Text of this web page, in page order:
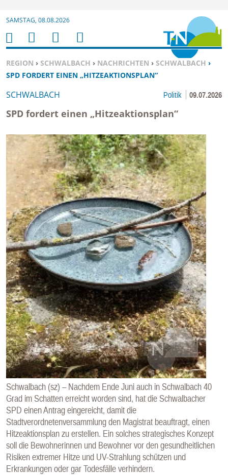
Zum Inhalt springen ↓
SAMSTAG, 08.08.2026
SIE BEFINDEN SICH HIER:
REGION › SCHWALBACH › NACHRICHTEN › SCHWALBACH ›
SPD FORDERT EINEN „HITZEAKTIONSPLAN“
SCHWALBACH Politik 09.07.2026
SPD fordert einen „Hitzeaktionsplan“
Schwalbach (sz) – Nachdem Ende Juni auch in Schwalbach 40
Grad im Schatten erreicht worden sind, hat die Schwalbacher
SPD einen Antrag eingereicht, damit die
Stadtverordnetenversammlung den Magistrat beauftragt, einen
Hitzeaktionsplan zu erstellen. Ein solches strategisches Konzept
soll die Bewohnerinnen und Bewohner vor den gesundheitlichen
Risiken extremer Hitze und UV-Strahlung schützen und
Erkrankungen oder gar Todesfälle verhindern.
H
O
M
E
M
E
N
U
S
U
C
H
E
N
B
E
N
Z
R
F
U
N
K
TI
O
N
E
N